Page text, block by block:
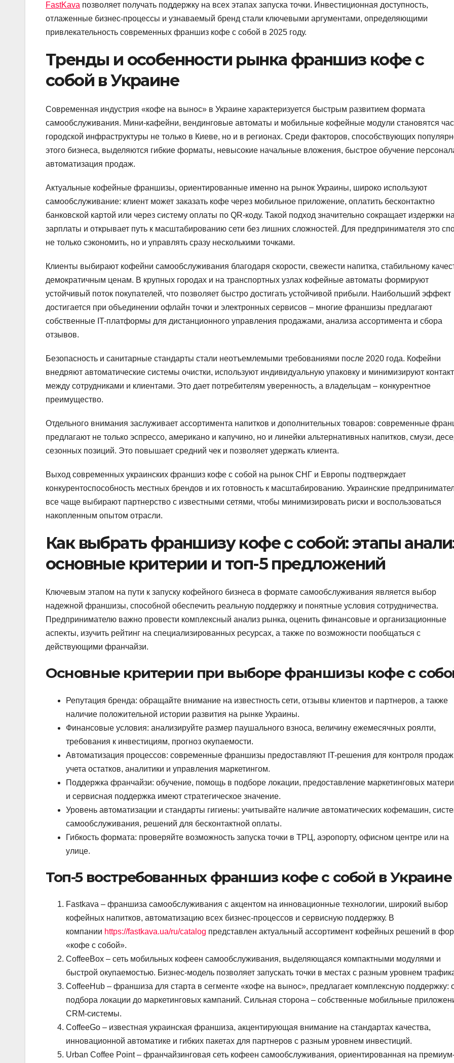
FastKava позволяет получать поддержку на всех этапах запуска точки. Инвестиционная доступность,
отлаженные бизнес-процессы и узнаваемый бренд стали ключевыми аргументами, определяющими
привлекательность современных франшиз кофе с собой в 2025 году.
Тренды и особенности рынка франшиз кофе с
собой в Украине
Современная индустрия «кофе на вынос» в Украине характеризуется быстрым развитием формата
самообслуживания. Мини-кафейни, вендинговые автоматы и мобильные кофейные модули становятся
городской инфраструктуры не только в Киеве, но и в регионах. Среди факторов, способствующих
этого бизнеса, выделяются гибкие форматы, невысокие начальные вложения, быстрое обучение
автоматизация продаж.
Актуальные кофейные франшизы, ориентированные именно на рынок Украины, широко используют
самообслуживание: клиент может заказать кофе через мобильное приложение, оплатить бесконтактно
банковской картой или через систему оплаты по QR-коду. Такой подход значительно сокращает издержки на
зарплаты и открывает путь к масштабированию сети без лишних сложностей. Для предпринимателя это
не только сэкономить, но и управлять сразу несколькими точками.
Клиенты выбирают кофейни самообслуживания благодаря скорости, свежести напитка, стабильному
демократичным ценам. В крупных городах и на транспортных узлах кофейные автоматы формируют
устойчивый поток покупателей, что позволяет быстро достигать устойчивой прибыли. Наибольший эффект
достигается при объединении офлайн точки и электронных сервисов – многие франшизы предлагают
собственные IT-платформы для дистанционного управления продажами, анализа ассортимента и сбора
отзывов.
Безопасность и санитарные стандарты стали неотъемлемыми требованиями после 2020 года. Кофейни
внедряют автоматические системы очистки, используют индивидуальную упаковку и минимизируют контакт
между сотрудниками и клиентами. Это дает потребителям уверенность, а владельцам – конкурентное
преимущество.
Отдельного внимания заслуживает ассортимента напитков и дополнительных товаров: современные
предлагают не только эспрессо, американо и капучино, но и линейки альтернативных напитков, смузи,
сезонных позиций. Это повышает средний чек и позволяет удержать клиента.
Выход современных украинских франшиз кофе с собой на рынок СНГ и Европы подтверждает
конкурентоспособность местных брендов и их готовность к масштабированию. Украинские
все чаще выбирают партнерство с известными сетями, чтобы минимизировать риски и воспользоваться
накопленным опытом отрасли.
Как выбрать франшизу кофе с собой: этапы
основные критерии и топ-5 предложений
Ключевым этапом на пути к запуску кофейного бизнеса в формате самообслуживания является выбор
надежной франшизы, способной обеспечить реальную поддержку и понятные условия сотрудничества.
Предпринимателю важно провести комплексный анализ рынка, оценить финансовые и организационные
аспекты, изучить рейтинг на специализированных ресурсах, а также по возможности пообщаться с
действующими франчайзи.
Основные критерии при выборе франшизы кофе с
Репутация бренда: обращайте внимание на известность сети, отзывы клиентов и партнеров, а также
наличие положительной истории развития на рынке Украины.
Финансовые условия: анализируйте размер паушального взноса, величину ежемесячных роялти,
требования к инвестициям, прогноз окупаемости.
Автоматизация процессов: современные франшизы предоставляют IT-решения для контроля
учета остатков, аналитики и управления маркетингом.
Поддержка франчайзи: обучение, помощь в подборе локации, предоставление маркетинговых
и сервисная поддержка имеют стратегическое значение.
Уровень автоматизации и стандарты гигиены: учитывайте наличие автоматических кофемашин,
самообслуживания, решений для бесконтактной оплаты.
Гибкость формата: проверяйте возможность запуска точки в ТРЦ, аэропорту, офисном центре или на
улице.
Топ-5 востребованных франшиз кофе с собой в Украине
Fastkava – франшиза самообслуживания с акцентом на инновационные технологии, широкий выбор
кофейных напитков, автоматизацию всех бизнес-процессов и сервисную поддержку. В
компании https://fastkava.ua/ru/catalog представлен актуальный ассортимент кофейных решений в
«кофе с собой».
CoffeeBox – сеть мобильных кофеен самообслуживания, выделяющаяся компактными модулями и
быстрой окупаемостью. Бизнес-модель позволяет запускать точки в местах с разным уровнем
CoffeeHub – франшиза для старта в сегменте «кофе на вынос», предлагает комплексную поддержку:
подбора локации до маркетинговых кампаний. Сильная сторона – собственные мобильные
CRM-системы.
CoffeeGo – известная украинская франшиза, акцентирующая внимание на стандартах качества,
инновационной автоматике и гибких пакетах для партнеров с разным уровнем инвестиций.
Urban Coffee Point – франчайзинговая сеть кофеен самообслуживания, ориентированная на